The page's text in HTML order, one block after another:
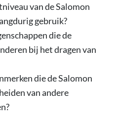
van de Salomon
gebruik?
die de
bij het dragen van
die de Salomon
van andere